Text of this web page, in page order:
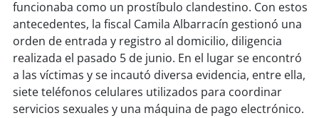
soycoronel
soyarauco
soytemuco
funcionaba como un prostíbulo clandestino. Con estos
antecedentes, la fiscal Camila Albarracín gestionó una
orden de entrada y registro al domicilio, diligencia
realizada el pasado 5 de junio. En el lugar se encontró
a las víctimas y se incautó diversa evidencia, entre ella,
siete teléfonos celulares utilizados para coordinar
servicios sexuales y una máquina de pago electrónico.